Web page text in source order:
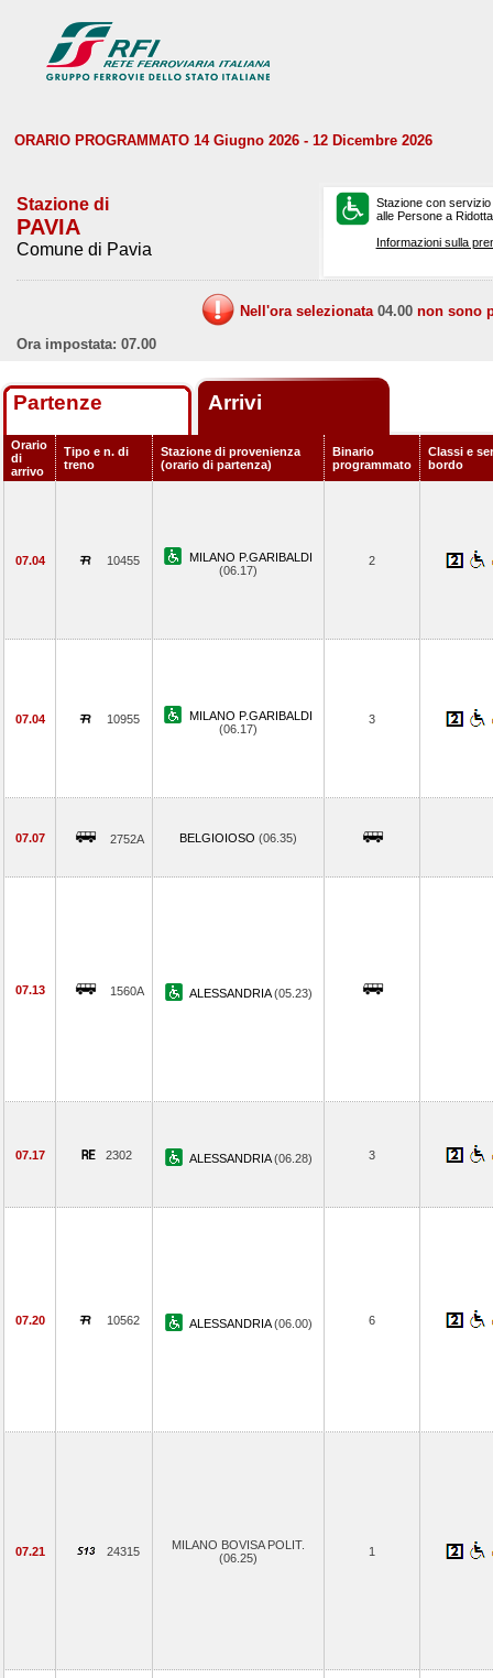
ORARIO PROGRAMMATO 14 Giugno 2026 - 12 Dicembre 2026
Stazione di
PAVIA
Comune di Pavia
Stazione con
alle Persone a
Informazioni sulla
Nell'ora selezionata 04.00 non sono
Ora impostata: 07.00
Partenze Arrivi
Orario
di
arrivo
Tipo e n. di
treno
Stazione di provenienza
(orario di partenza)
Binario
programmato
Classi e
bordo
07.04 10455
MILANO P.GARIBALDI
(06.17)
2
07.04 10955
MILANO P.GARIBALDI
(06.17)
3
07.07 2752A BELGIOIOSO (06.35)
07.13 1560A ALESSANDRIA(05.23)
07.17 2302 ALESSANDRIA(06.28) 3
07.20 10562 ALESSANDRIA(06.00) 6
07.21 24315
MILANO BOVISA POLIT.
(06.25)
1